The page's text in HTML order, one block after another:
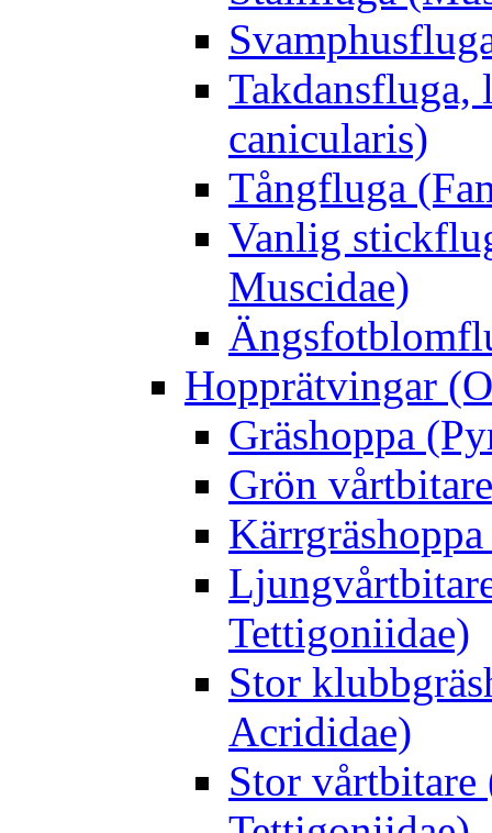
Takdansfluga,
canicularis)
Tångfluga
Vanlig
Muscidae)
Hopprätvingar
Gräshoppa
Grön
Tettigoniidae)
Stor
Acrididae)
Stor